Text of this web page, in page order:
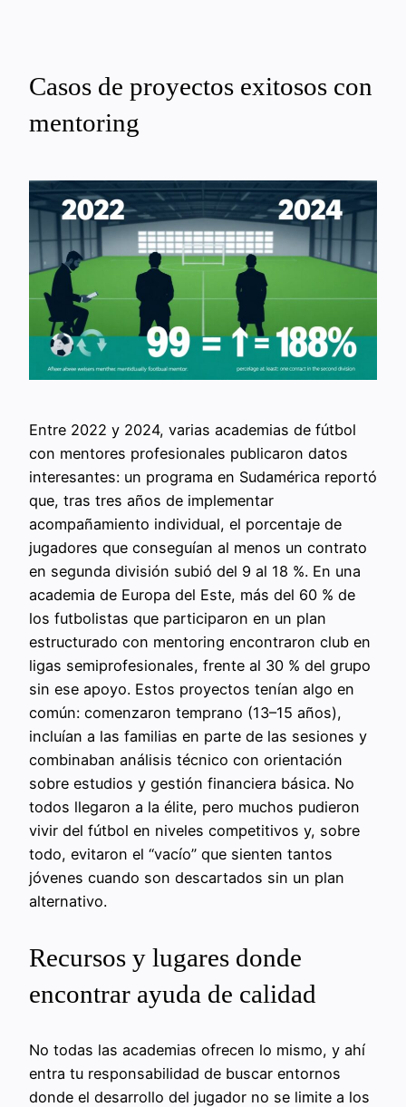
Casos de proyectos exitosos con
mentoring
Entre 2022 y 2024, varias academias de fútbol
con mentores profesionales publicaron datos
interesantes: un programa en Sudamérica reportó
que, tras tres años de implementar
acompañamiento individual, el porcentaje de
jugadores que conseguían al menos un contrato
en segunda división subió del 9 al 18 %. En una
academia de Europa del Este, más del 60 % de
los futbolistas que participaron en un plan
estructurado con mentoring encontraron club en
ligas semiprofesionales, frente al 30 % del grupo
sin ese apoyo. Estos proyectos tenían algo en
común: comenzaron temprano (13–15 años),
incluían a las familias en parte de las sesiones y
combinaban análisis técnico con orientación
sobre estudios y gestión financiera básica. No
todos llegaron a la élite, pero muchos pudieron
vivir del fútbol en niveles competitivos y, sobre
todo, evitaron el “vacío” que sienten tantos
jóvenes cuando son descartados sin un plan
alternativo.
Recursos y lugares donde
encontrar ayuda de calidad
No todas las academias ofrecen lo mismo, y ahí
entra tu responsabilidad de buscar entornos
donde el desarrollo del jugador no se limite a los